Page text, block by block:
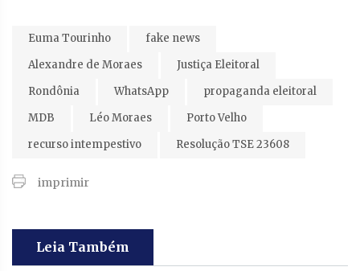
Euma Tourinho
fake news
Alexandre de Moraes
Justiça Eleitoral
Rondônia
WhatsApp
propaganda eleitoral
MDB
Léo Moraes
Porto Velho
recurso intempestivo
Resolução TSE 23608
imprimir
Leia Também